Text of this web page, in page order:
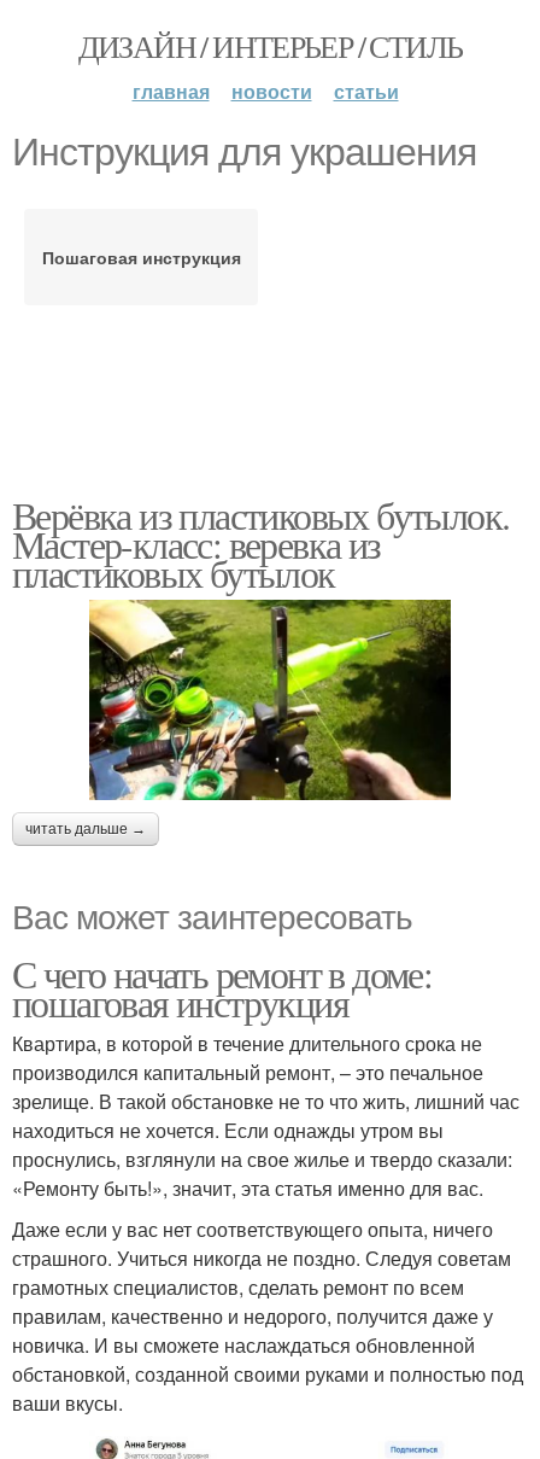
ДИЗАЙН / ИНТЕРЬЕР / СТИЛЬ
главная новости статьи
Инструкция для украшения
Пошаговая инструкция
Верёвка из пластиковых бутылок.
Мастер-класс: веревка из
пластиковых бутылок
читать дальше →
Вас может заинтересовать
С чего начать ремонт в доме:
пошаговая инструкция
Квартира, в которой в течение длительного срока не
производился капитальный ремонт, – это печальное
зрелище. В такой обстановке не то что жить, лишний час
находиться не хочется. Если однажды утром вы
проснулись, взглянули на свое жилье и твердо сказали:
«Ремонту быть!», значит, эта статья именно для вас.
Даже если у вас нет соответствующего опыта, ничего
страшного. Учиться никогда не поздно. Следуя советам
грамотных специалистов, сделать ремонт по всем
правилам, качественно и недорого, получится даже у
новичка. И вы сможете наслаждаться обновленной
обстановкой, созданной своими руками и полностью под
ваши вкусы.